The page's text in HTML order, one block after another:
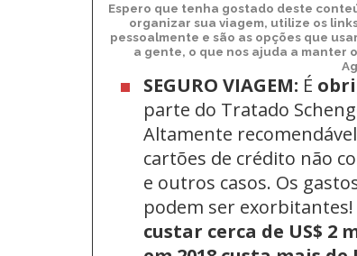
Espero que tenha gostado deste
organizar sua viagem, utilize os
pessoalmente e são as opções que
a gente, o que nos ajuda a manter
SEGURO VIAGEM: É
parte do Tratado
Altamente
cartões de crédito não
e outros casos. Os
podem ser exorbitantes!
custar cerca de US$ 2